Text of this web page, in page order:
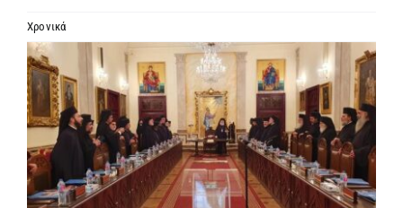
MEDIA
ΕΝΗΜΕΡΩΣΗ
ΣΥΝΔΕΣΕΙΣ
Χρονικά
Προβολή
μεγαλύτερης
εικόνας